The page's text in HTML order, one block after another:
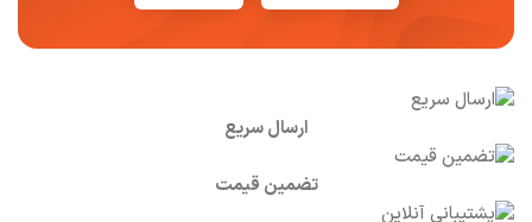
ارسال سریع
تضمین قیمت